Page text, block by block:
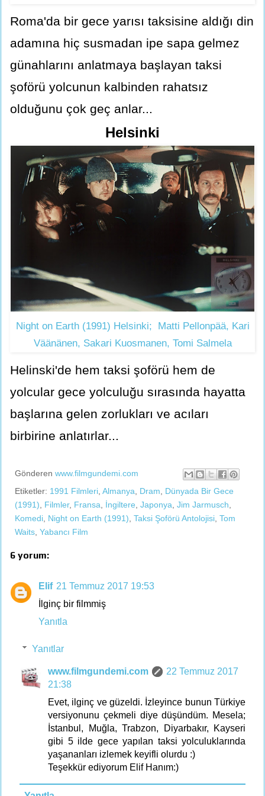
Roma'da bir gece yarısı taksisine aldığı din
adamına hiç susmadan ipe sapa gelmez
günahlarını anlatmaya başlayan taksi
şoförü yolcunun kalbinden rahatsız
olduğunu çok geç anlar...
Helsinki
Night on Earth (1991) Helsinki; Matti Pellonpää, Kari
Väänänen, Sakari Kuosmanen, Tomi Salmela
Helinski'de hem taksi şoförü hem de
yolcular gece yolculuğu sırasında hayatta
başlarına gelen zorlukları ve acıları
birbirine anlatırlar...
Gönderen www.filmgundemi.com
Etiketler: 1991 Filmleri Almanya Dram
Dünyada Bir Gece
(1991)
Filmler, Fransa İngiltere Japonya Jim Jarmusch
Komedi Night on Earth (1991) Taksi Şoförü Antolojisi Tom
Waits Yabancı Film
6 yorum:
Elif 21 Temmuz 2017 19:53
İlginç bir filmmiş
Yanıtla
Yanıtlar
www.filmgundemi.com
22 Temmuz 2017
21:38
Evet, ilginç ve güzeldi. İzleyince bunun Türkiye
versiyonunu çekmeli diye düşündüm. Mesela;
İstanbul, Muğla, Trabzon, Diyarbakır, Kayseri
gibi 5 ilde gece yapılan taksi yolculuklarında
yaşananları izlemek keyifli olurdu :)
Teşekkür ediyorum Elif Hanım:)